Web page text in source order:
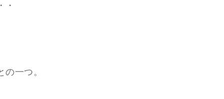
・
一つ。